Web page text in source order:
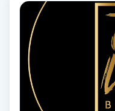
Olaplex
Olaplexbehandling